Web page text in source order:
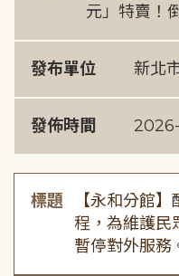
元」特賣！
發布單位 新北
發佈時間
標題
【永和分館
程，為維護民
暫停對外服務